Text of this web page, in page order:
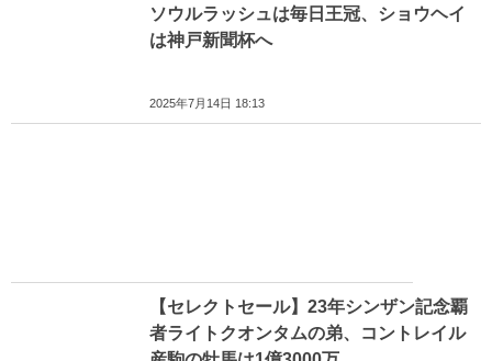
ソウルラッシュは毎日王冠、ショウヘイ
は神戸新聞杯へ
2025年7月14日 18:13
【セレクトセール】23年シンザン記念覇
者ライトクオンタムの弟、コントレイル